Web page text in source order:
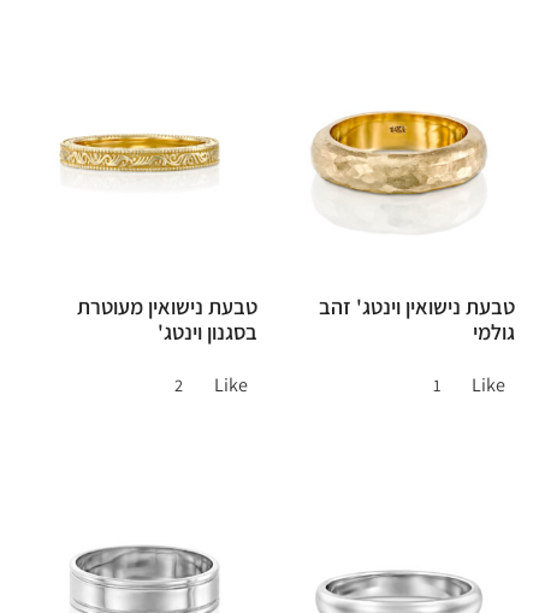
טבעת נישואין וינטג' זהב
גולמי
Like
1
טבעת נישואין מעוטרת
בסגנון וינטג'
Like
2